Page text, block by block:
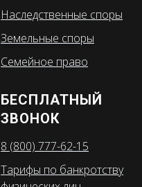
Наследственные споры
Земельные споры
Семейное право
БЕСПЛАТНЫЙ
ЗВОНОК
8 (800) 777-62-15
Тарифы по банкротству